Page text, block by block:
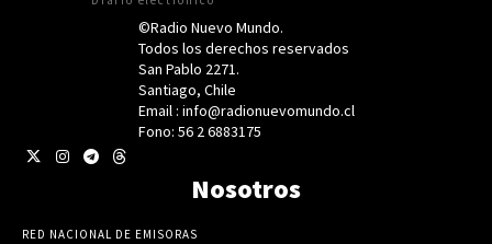
©Radio Nuevo Mundo.
Todos los derechos reservados
San Pablo 2271.
Santiago, Chile
Email : info@radionuevomundo.cl
Fono: 56 2 6883175
Nosotros
RED NACIONAL DE EMISORAS